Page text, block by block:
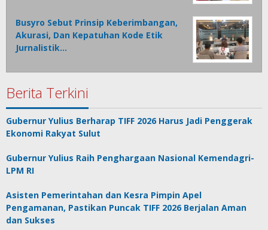
Busyro Sebut Prinsip Keberimbangan,
Akurasi, Dan Kepatuhan Kode Etik
Jurnalistik…
Berita Terkini
Gubernur Yulius Berharap TIFF 2026 Harus Jadi Penggerak
Ekonomi Rakyat Sulut
Gubernur Yulius Raih Penghargaan Nasional Kemendagri-
LPM RI
Asisten Pemerintahan dan Kesra Pimpin Apel
Pengamanan, Pastikan Puncak TIFF 2026 Berjalan Aman
dan Sukses